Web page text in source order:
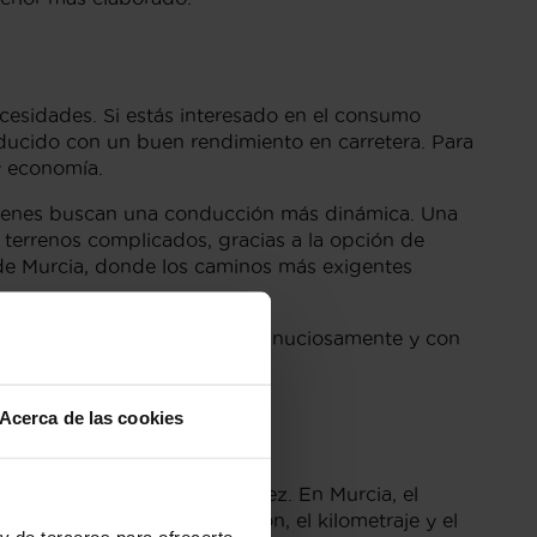
Acerca de las cookies
Si estás interesado en el consumo
con un buen rendimiento en carretera. Para
buscan una conducción más dinámica. Una
complicados, gracias a la opción de
Murcia, donde los caminos más exigentes
condiciones, revisados minuciosamente y con
Murcia
calidad-precio y su robustez. En Murcia, el
del año de fabricación, el kilometraje y el